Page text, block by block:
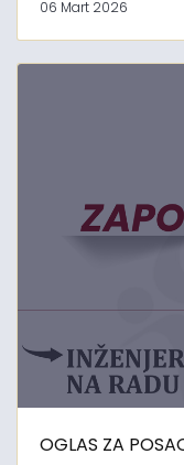
06 Mart 2026
OGLAS ZA